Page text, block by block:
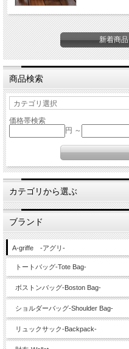
商品検索
価格帯検索
円 ～
カテゴリから選ぶ
ブランド
A-griffe -アグリ-
トートバッグ-Tote Bag-
ボストンバッグ-Boston Bag-
ショルダーバッグ-Shoulder Bag-
リュックサック-Backpack-